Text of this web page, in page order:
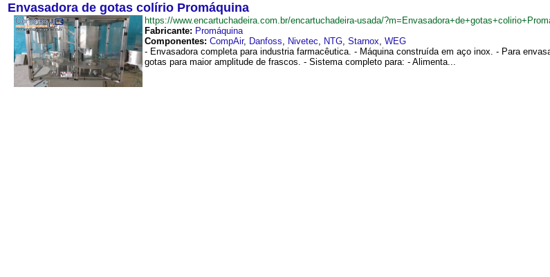
Envasadora de gotas colírio Promáquina
https://www.encartuchadeira.com.br/encartuchadeira-usada/
Fabricante: Promáquina
Componentes: CompAir, Danfoss, Nivetec, NTG, Starnox, WEG
- Envasadora completa para industria farmacêutica. - Máquina construída em aço inox. - Para
gotas para maior amplitude de frascos. - Sistema completo para: - Alimenta...